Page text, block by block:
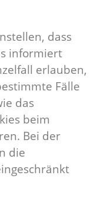
dass
informiert
erlauben,
Fälle
das
beim
Bei der
die